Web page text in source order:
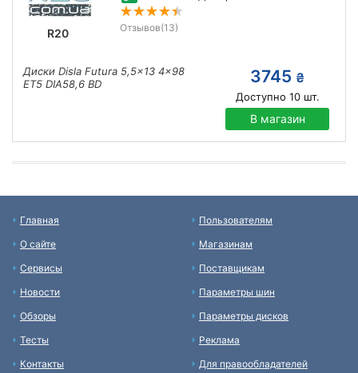
R20 Отзывов(13)
Диски Disla Futura 5,5x13 4x98
ET5 DIA58,6 BD
3745 ₴
Доступно 10шт.
В магазин
Главная
О сайте
Сервисы
Новости
Обзоры
Тесты
Контакты
Пользователям
Магазинам
Поставщикам
Параметры шин
Параметры дисков
Реклама
Для правообладателей